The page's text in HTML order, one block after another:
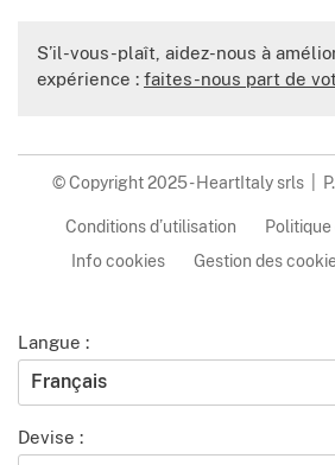
S’il-vous-plaît, aidez-nous à
expérience : faites-nous part de
© Copyright 2025 - HeartItaly srls |
Conditions d’utilisation
Info cookies
Gestion des
Langue :
Français
Devise :